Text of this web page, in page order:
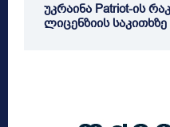
უკრაინა Patriot-ის
ლიცენზიის